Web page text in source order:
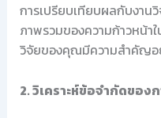
การเปรียบเทียบผลกับงาน
ภาพรวมของความก้าวหน้า
วิจัยของคุณมีความสำคัญอ
2. วิเคราะห์ข้อจำกัดของ